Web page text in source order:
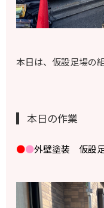
本日は、仮設足場の
本日の作業
●●外壁塗装 仮設